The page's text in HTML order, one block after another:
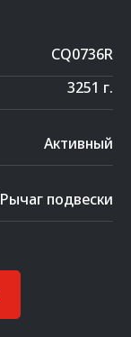
CQ0736R
3251 г.
Активный
Рычаг подвески